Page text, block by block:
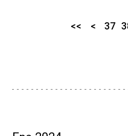
<< < 37